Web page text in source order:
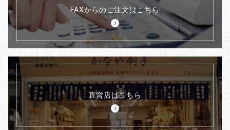
FAXからのご注文はこちら
直営店はこちら